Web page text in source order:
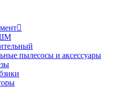
пылесосы и аксессуары